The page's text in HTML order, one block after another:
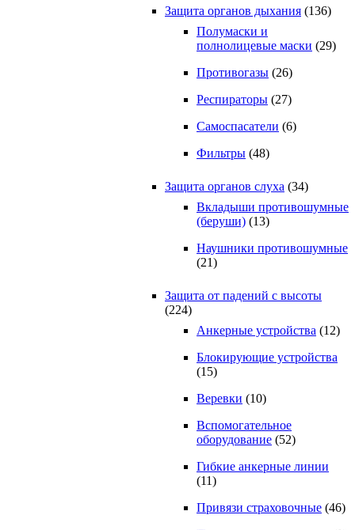
Защита органов дыхания (136)
Полумаски и
полнолицевые маски (29)
Противогазы (26)
Респираторы (27)
Самоспасатели (6)
Фильтры (48)
Защита органов слуха (34)
Вкладыши противошумные
(беруши) (13)
Наушники противошумные
(21)
Защита от падений с высоты
(224)
Анкерные устройства (12)
Блокирующие устройства
(15)
Веревки (10)
Вспомогательное
оборудование (52)
Гибкие анкерные линии
(11)
Привязи страховочные (46)